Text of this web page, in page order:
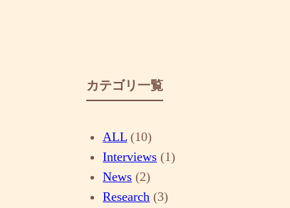
カテゴリ一覧
ALL (10)
Interviews (1)
News (2)
Research (3)